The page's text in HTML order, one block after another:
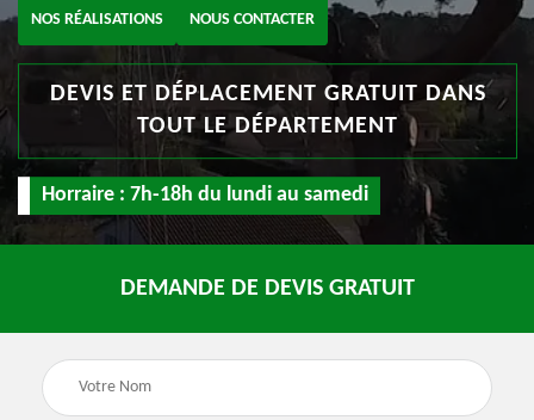
NOS RÉALISATIONS NOUS CONTACTER
DEVIS ET DÉPLACEMENT GRATUIT DANS
TOUT LE DÉPARTEMENT
Horraire : 7h-18h du lundi au samedi
DEMANDE DE DEVIS GRATUIT